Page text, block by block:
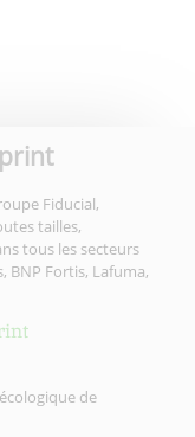
Fiducial,
tailles,
tous les secteurs
BNP Fortis, Lafuma,
de